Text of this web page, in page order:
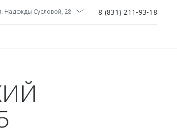
Надежды Сусловой, 28 8 (831) 211-93-18